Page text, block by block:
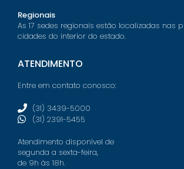
Regionais
As 17 sedes regionais estão localizadas nas
cidades do interior do estado.
ATENDIMENTO
Entre em contato conosco:
(31) 3439-5000
(31) 2391-5455
Atendimento disponível de
segunda a sexta-feira,
de 9h às 18h.